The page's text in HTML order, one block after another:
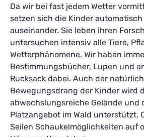
Da wir bei fast jedem Wetter
setzen sich die Kinder
auseinander. Sie leben ihren
untersuchen intensiv alle Tiere,
Wetterphänomene. Wir haben
Bestimmungsbücher, Lupen und
Rucksack dabei. Auch der
Bewegungsdrang der Kinder wird
abwechslungsreiche Gelände und
Platzangebot im Wald unterstützt.
Seilen Schaukelmöglichkeiten auf